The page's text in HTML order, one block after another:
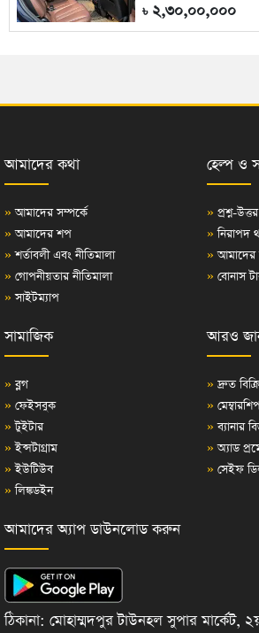
৳২,৩০,০০,০০০
আমাদের কথা
» আমাদের সম্পর্কে
» আমাদের শপ
» শর্তাবলী এবং নীতিমালা
» গোপনীয়তার নীতিমালা
» সাইটম্যাপ
হেল্প ও
» প্রশ্ন-উত্তর
» নিরাপদ
» আমাদের
» বোনাস
সামাজিক
» ব্লগ
» ফেইসবুক
» টুইটার
» ইন্সটাগ্রাম
» ইউটিউব
» লিঙ্কডইন
আরও
» দ্রুত
»
» ব্যানার
» অ্যাড
» সেইফ
আমাদের অ্যাপ ডাউনলোড করুন
ঠিকানা: মোহাম্মদপুর টাউনহল সুপার মার্কেট,